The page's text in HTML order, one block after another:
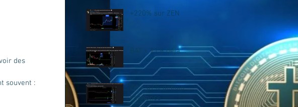
des
souvent :
+220% sur ZEN
BAT + 21% déjà....
ZK + 67% depuis
l'annonce